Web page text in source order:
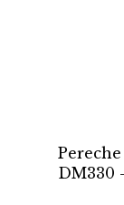
DM330